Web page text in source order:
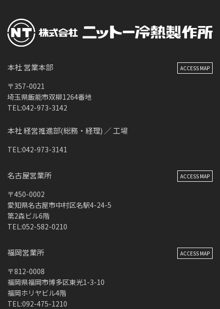
本社 営業本部 ACCESS MAP
〒357-0021
埼玉県飯能市双柳1264番地
TEL:042-973-3142
本社 経営推進部(総務・経理) ／ 工場
TEL:042-973-3141
名古屋営業所 ACCESS MAP
〒450-0002
愛知県名古屋市中村区名駅4-24-5
第2森ビル6階
TEL:052-582-0210
福岡営業所 ACCESS MAP
〒812-0008
福岡県福岡市博多区東光1-3-10
福岡ホリヤビル4階
TEL:092-475-1210